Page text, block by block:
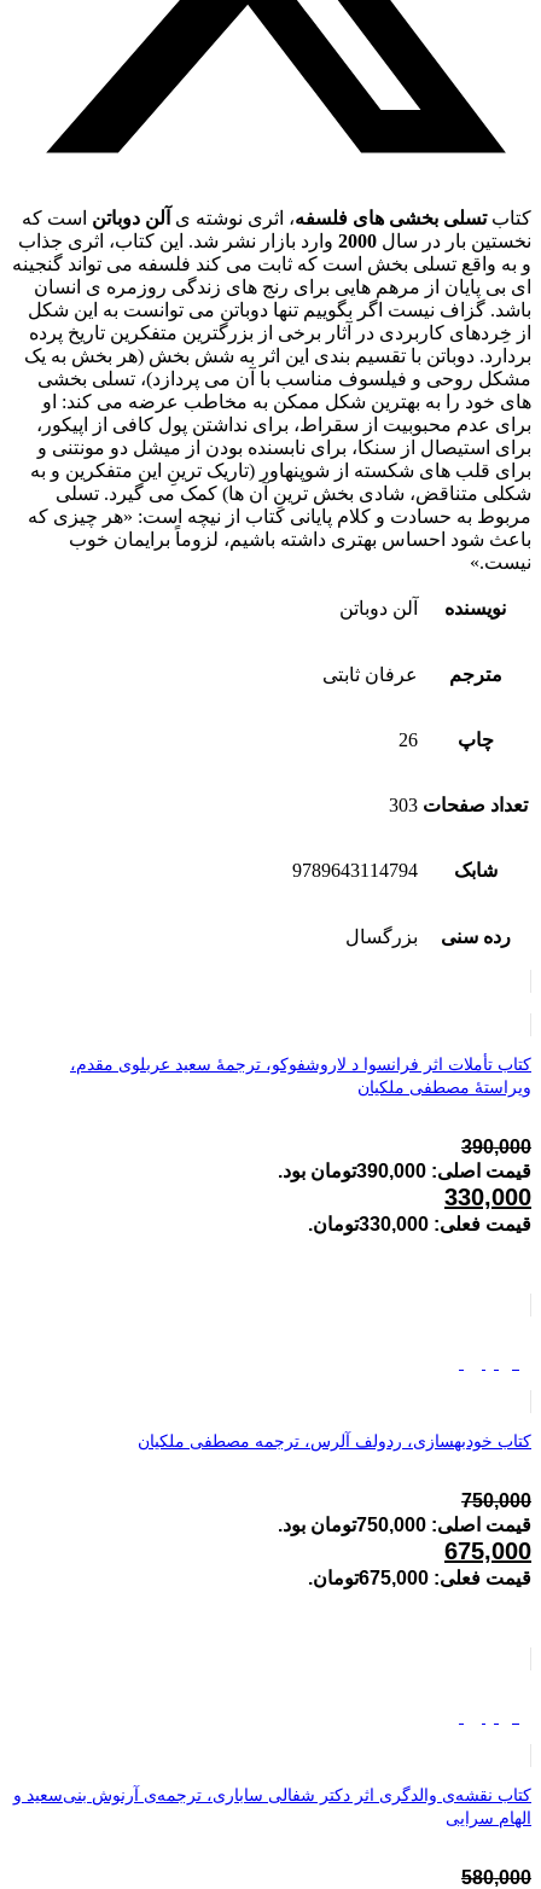
کتابتسلی بخشی های فلسفه، اثری نوشته ی آلن دوباتن است که
نخستین بار در سال 2000 وارد بازار نشر شد. این کتاب، اثری جذاب
و به واقع تسلی بخش است که ثابت می کند فلسفه می تواند گنجینه
ای بی پایان از مرهم هایی برای رنج های زندگی روزمره ی انسان
باشد. گزاف نیست اگر بگوییم تنها دوباتن می توانست به این شکل
از خِردهای کاربردی در آثار برخی از بزرگترین متفکرین تاریخ پرده
بردارد. دوباتن با تقسیم بندی این اثر به شش بخش (هر بخش به یک
مشکل روحی و فیلسوف مناسب با آن می پردازد)، تسلی بخشی
های خود را به بهترین شکل ممکن به مخاطب عرضه می کند: او
برای عدم محبوبیت از سقراط، برای نداشتن پول کافی از اپیکور،
برای استیصال از سنکا، برای نابسنده بودن از میشل دو مونتنی و
برای قلب های شکسته از شوپنهاور (تاریک ترینِ این متفکرین و به
شکلی متناقض، شادی بخش ترینِ آن ها) کمک می گیرد. تسلی
مربوط به حسادت و کلام پایانی کتاب از نیچه است: «هر چیزی که
باعث شود احساس بهتری داشته باشیم، لزوماً برایمان خوب
نیست.»
نویسنده آلن دوباتن
مترجم عرفان ثابتی
چاپ 26
تعداد صفحات 303
شابک 9789643114794
رده سنی بزرگسال
کتاب تأملات اثر فرانسوا د لاروشفوکو، ترجمۀ سعید عربلوی مقدم،
ویراستۀ مصطفی ملکیان
390,000
قیمت اصلی: 390,000تومان بود.
330,000
قیمت فعلی: 330,000تومان.
کتاب خودبهسازی، ردولف آلرس، ترجمه مصطفی ملکیان
750,000
قیمت اصلی: 750,000تومان بود.
675,000
قیمت فعلی: 675,000تومان.
کتاب نقشه‌ی والدگری اثر دکتر شفالی ساباری، ترجمه‌ی آرنوش بنی‌سعید و
الهام سرایی
580,000